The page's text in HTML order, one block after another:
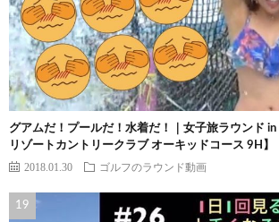
グアムだ！プールだ！水着だ！｜女子旅ラウンド
リゾートカントリークラブ オーキッドコース 9H】
2018.01.30 ゴルフのラウンド動画